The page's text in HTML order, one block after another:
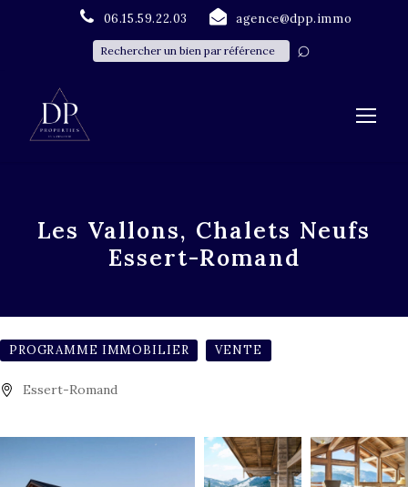
06.15.59.22.03 agence@dpp.immo
Les Vallons, Chalets Neufs
Essert-Romand
PROGRAMME IMMOBILIER VENTE
Essert-Romand